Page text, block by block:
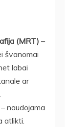
(MRT) –
švanomai
labai
ar
– naudojama
atlikti.